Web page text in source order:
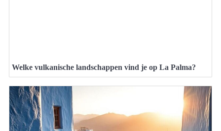
Welke vulkanische landschappen vind je op La Palma?